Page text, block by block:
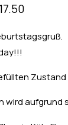
17.50
Zustand
wird aufgrund